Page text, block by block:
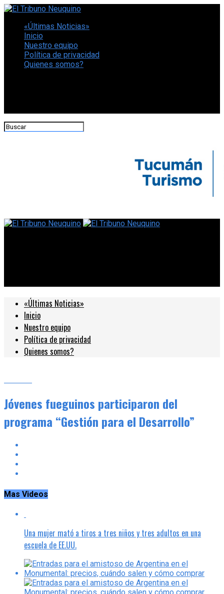
«Últimas Noticias»
Inicio
Nuestro equipo
Política de privacidad
Quienes somos?
«Últimas Noticias»
Inicio
Nuestro equipo
Política de privacidad
Quienes somos?
Jóvenes fueguinos participaron del
programa “Gestión para el Desarrollo”
Mas Videos
Una mujer mató a tiros a tres niños y tres adultos en una
escuela de EE.UU.